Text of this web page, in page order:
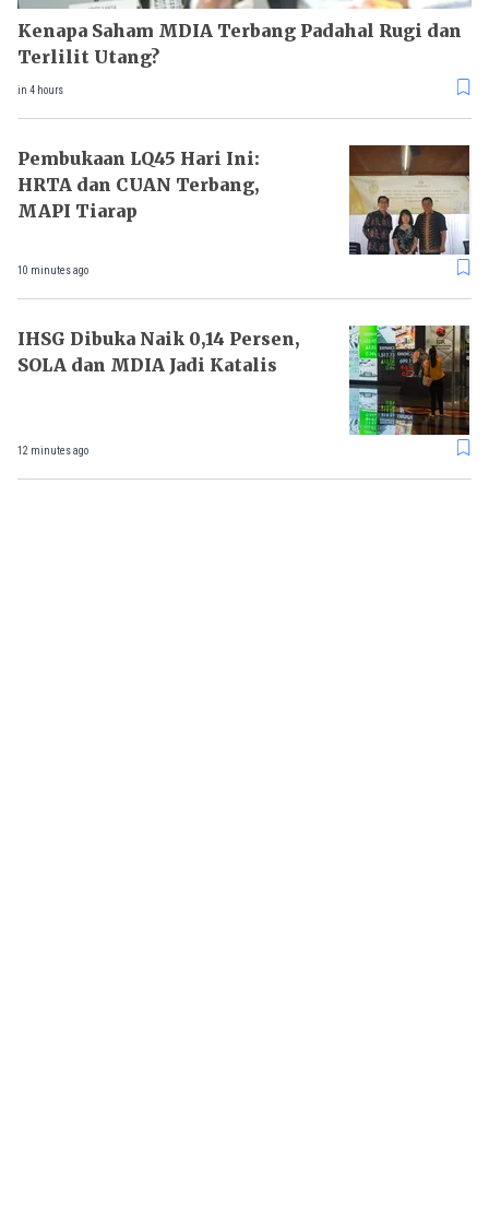
Kenapa Saham MDIA Terbang Padahal Rugi dan
Terlilit Utang?
in 4 hours
Pembukaan LQ45 Hari Ini:
HRTA dan CUAN Terbang,
MAPI Tiarap
10 minutes ago
IHSG Dibuka Naik 0,14 Persen,
SOLA dan MDIA Jadi Katalis
12 minutes ago